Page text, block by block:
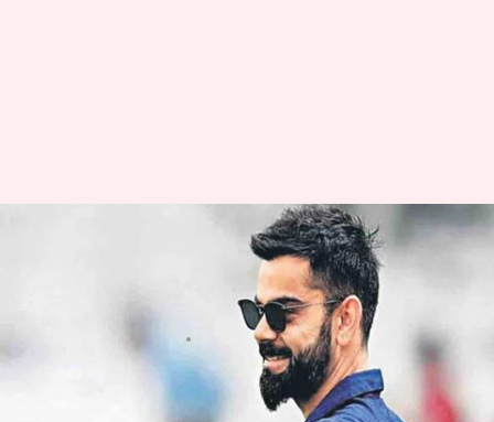
క్రికెట్లోనే కాదు ఆదాయంలోనూ కింగే..
కోహ్లీ ఆస్తుల విలువ తెలిస్తే
షాకవ్వాల్సిందే!
Jun 19, 2023 01:03 pm